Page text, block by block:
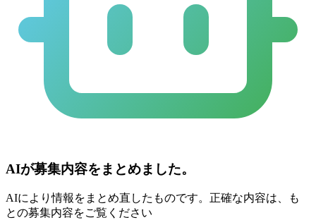
AIが募集内容をまとめました。
AIにより情報をまとめ直したものです。正確な内容は、も
との募集内容をご覧ください